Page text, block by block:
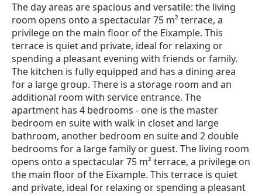
The day areas are spacious and versatile: the living
room opens onto a spectacular 75 m² terrace, a
privilege on the main floor of the Eixample. This
terrace is quiet and private, ideal for relaxing or
spending a pleasant evening with friends or family.
The kitchen is fully equipped and has a dining area
for a large group. There is a storage room and an
additional room with service entrance. The
apartment has 4 bedrooms - one is the master
bedroom en suite with walk in closet and large
bathroom, another bedroom en suite and 2 double
bedrooms for a large family or guest. The living room
opens onto a spectacular 75 m² terrace, a privilege on
the main floor of the Eixample. This terrace is quiet
and private, ideal for relaxing or spending a pleasant